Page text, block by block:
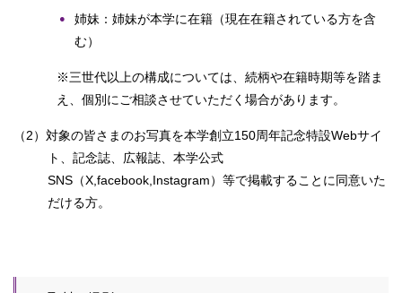
姉妹：姉妹が本学に在籍（現在在籍されている方を含
む）
※三世代以上の構成については、続柄や在籍時期等を踏ま
え、個別にご相談させていただく場合があります。
（2）対象の皆さまのお写真を本学創立150周年記念特設Webサイ
ト、記念誌、広報誌、本学公式
SNS（X,facebook,Instagram）等で掲載することに同意いた
だける方。